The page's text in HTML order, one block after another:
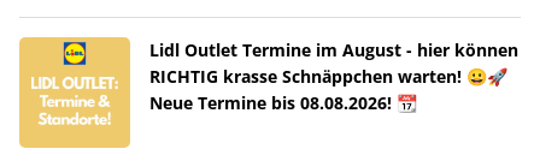
Lidl Outlet Termine im August - hier können
RICHTIG krasse Schnäppchen warten! 😀🚀
Neue Termine bis 08.08.2026! 📆